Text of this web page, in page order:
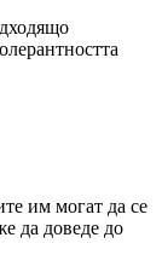
им могат да се
да доведе до